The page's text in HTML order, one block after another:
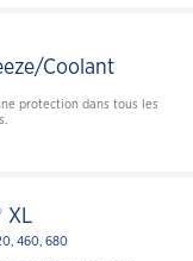
Coolant
protection dans tous les
XL
460, 680